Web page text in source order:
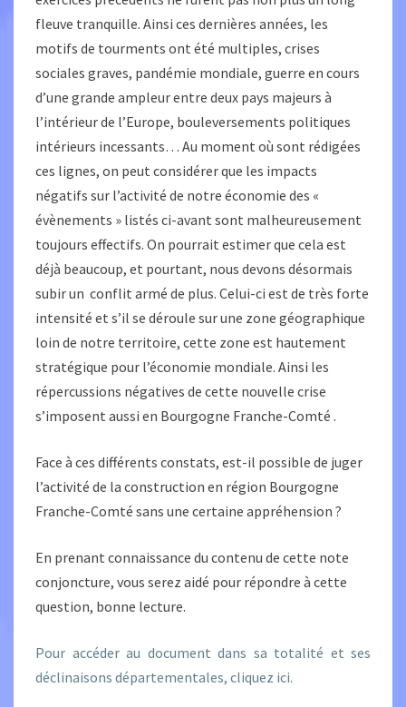
fleuve tranquille. Ainsi ces dernières années, les
motifs de tourments ont été multiples, crises
sociales graves, pandémie mondiale, guerre en cours
d’une grande ampleur entre deux pays majeurs à
l’intérieur de l’Europe, bouleversements politiques
intérieurs incessants… Au moment où sont rédigées
ces lignes, on peut considérer que les impacts
négatifs sur l’activité de notre économie des «
évènements » listés ci-avant sont malheureusement
toujours effectifs. On pourrait estimer que cela est
déjà beaucoup, et pourtant, nous devons désormais
subir un conflit armé de plus. Celui-ci est de très forte
intensité et s’il se déroule sur une zone géographique
loin de notre territoire, cette zone est hautement
stratégique pour l’économie mondiale. Ainsi les
répercussions négatives de cette nouvelle crise
s’imposent aussi en Bourgogne Franche-Comté .
Face à ces différents constats, est-il possible de juger
l’activité de la construction en région Bourgogne
Franche-Comté sans une certaine appréhension ?
En prenant connaissance du contenu de cette note
conjoncture, vous serez aidé pour répondre à cette
question, bonne lecture.
Pour accéder au document dans sa totalité et ses
déclinaisons départementales, cliquez ici.